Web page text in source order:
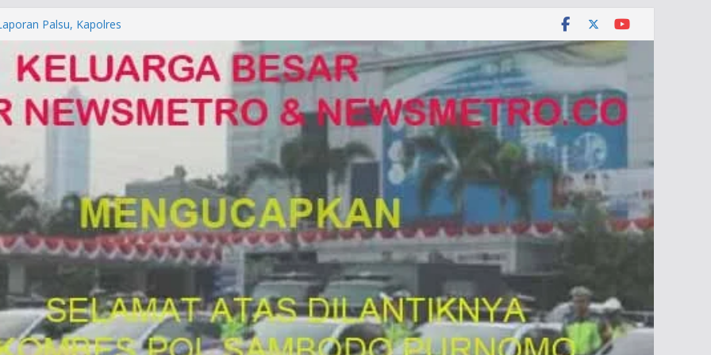
Palsu, Kapolres
SIM
Alam di Jawa Barat yang
KUHAP Baru 2026, Tegaskan
Dipidana
DENPASAR DAN
POLDA BALI DIDUGA